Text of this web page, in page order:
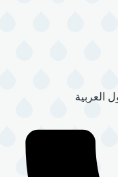
العربية